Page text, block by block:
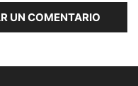
UN COMENTARIO